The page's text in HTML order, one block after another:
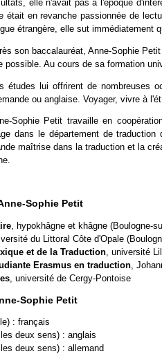
elle n'avait pas à l'époque
était en revanche passionnée de
étrangère, elle sut immédiatement
son baccalauréat, Anne-Sophie
possible. Au cours de sa formation
études lui offrirent de nombreuses
ou anglaise. Voyager, vivre à
Sophie Petit travaille en
dans le département de traduction
maîtrise dans la traduction et la
Sophie Petit
, hypokhâgne et khâgne (Boulogne-
du Littoral Côte d'Opale
et de la Traduction , université
Erasmus en traduction ,
, université de Cergy-Pontoise
Sophie Petit
: français
deux sens) : anglais
deux sens) : allemand